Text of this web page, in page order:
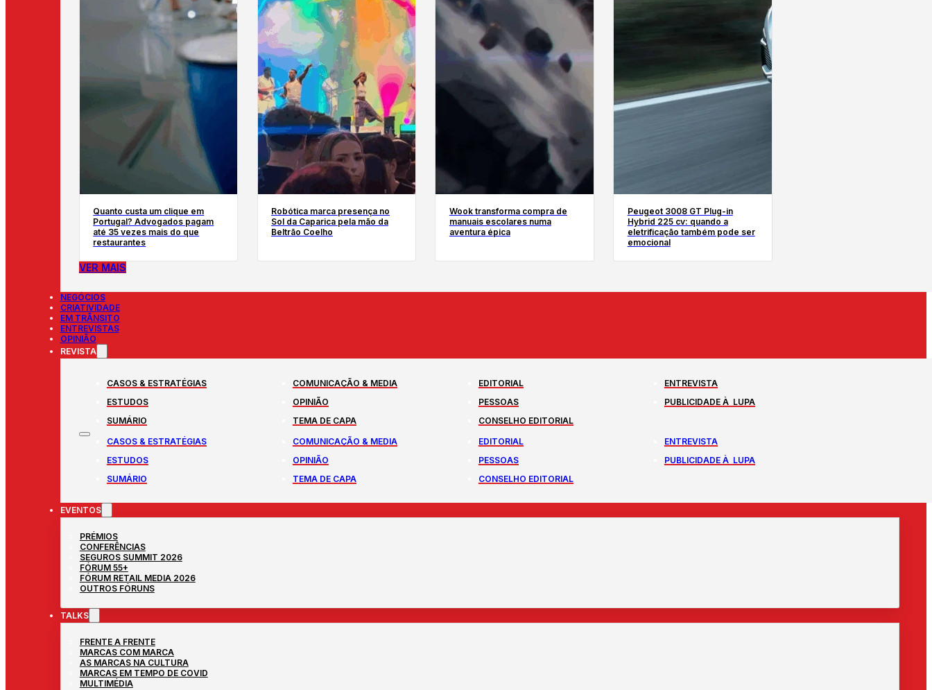
Quanto custa um clique em
Portugal? Advogados pagam
até 35 vezes mais do que
restaurantes
Robótica marca presença no
Sol da Caparica pela mão da
Beltrão Coelho
Wook transforma compra de
manuais escolares numa
aventura épica
Peugeot 3008 GT Plug-in
Hybrid 225 cv: quando a
eletrificação também pode ser
emocional
VER MAIS
NEGÓCIOS
CRIATIVIDADE
EM TRÂNSITO
ENTREVISTAS
OPINIÃO
REVISTA
CASOS & ESTRATÉGIAS COMUNICAÇÃO & MEDIA EDITORIAL
ENTREVISTA
ESTUDOS
OPINIÃO PESSOAS
PUBLICIDADE À LUPA
SUMÁRIO
TEMA DE CAPA
CONSELHO EDITORIAL
CASOS & ESTRATÉGIAS
COMUNICAÇÃO & MEDIA EDITORIAL
ENTREVISTA
ESTUDOS
OPINIÃO PESSOAS
PUBLICIDADE À LUPA
SUMÁRIO
TEMA DE CAPA CONSELHO EDITORIAL
EVENTOS
PRÉMIOS
CONFERÊNCIAS
SEGUROS SUMMIT 2026
FÓRUM 55+
FÓRUM RETAIL MEDIA 2026
OUTROS FÓRUNS
TALKS
FRENTE A FRENTE
MARCAS COM MARCA
AS MARCAS NA CULTURA
MARCAS EM TEMPO DE COVID
MULTIMÉDIA